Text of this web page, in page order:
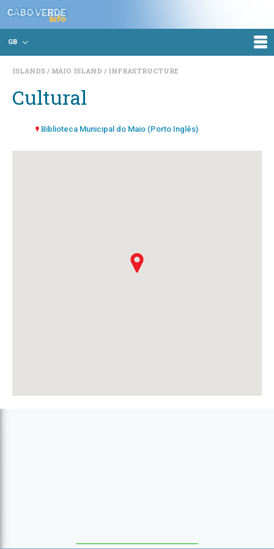
GB
ISLANDS MAIO ISLAND INFRASTRUCTURE
Cultural
Biblioteca Municipal do Maio (Porto Inglês)